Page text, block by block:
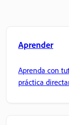
Aprender
Aprenda con
práctica